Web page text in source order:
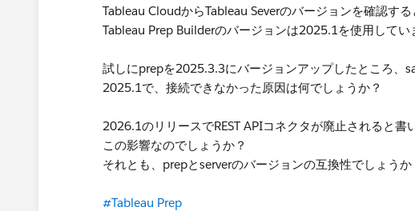
Tableau CloudからTableau Severのバージョンを確認す
Tableau Prep Builderのバージョンは2025.1を使用してい
試しにprepを2025.3.3にバージョンアップしたところ、
2025.1で、接続できなかった原因は何でしょうか？
2026.1のリリースでREST APIコネクタが廃止されると書
この影響なのでしょうか？
それとも、prepとserverのバージョンの互換性でしょうか
#Tableau Prep